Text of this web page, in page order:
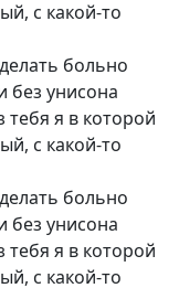
с какой-то
больно
без унисона
я в которой
с какой-то
больно
без унисона
я в которой
с какой-то